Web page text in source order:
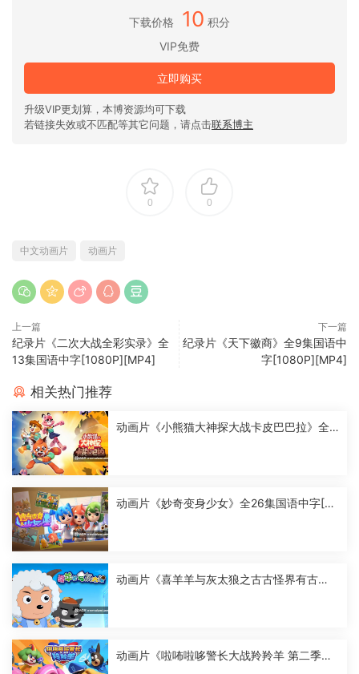
下载价格 10 积分
VIP免费
立即购买
升级VIP更划算，本博资源均可下载
若链接失效或不匹配等其它问题，请点击联系博主
0 0
中文动画片 动画片
上一篇
纪录片《二次大战全彩实录》全
13集国语中字[1080P][MP4]
下一篇
纪录片《天下徽商》全9集国语中
字[1080P][MP4]
相关热门推荐
动画片《小熊猫大神探大战卡皮巴巴拉》全2
动画片《妙奇变身少女》全26集国语中字[10
动画片《喜羊羊与灰太狼之古古怪界有古
动画片《啦咘啦哆警长大战羚羚羊 第二季》